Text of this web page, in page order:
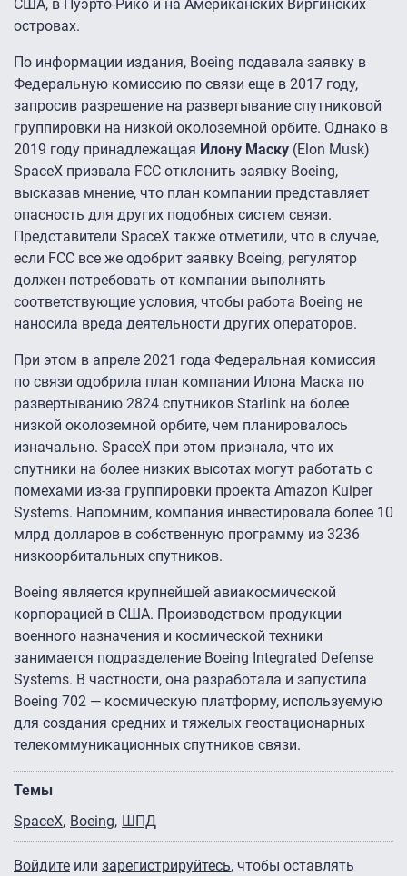
США, в Пуэрто-Рико и на Американских Виргинских
островах.
По информации издания, Boeing подавала заявку в
Федеральную комиссию по связи еще в 2017 году,
запросив разрешение на развертывание спутниковой
группировки на низкой околоземной орбите. Однако в
2019 году принадлежащая Илону Маску (Elon Musk)
SpaceX призвала FCC отклонить заявку Boeing,
высказав мнение, что план компании представляет
опасность для других подобных систем связи.
Представители SpaceX также отметили, что в случае,
если FCC все же одобрит заявку Boeing, регулятор
должен потребовать от компании выполнять
соответствующие условия, чтобы работа Boeing не
наносила вреда деятельности других операторов.
При этом в апреле 2021 года Федеральная комиссия
по связи одобрила план компании Илона Маска по
развертыванию 2824 спутников Starlink на более
низкой околоземной орбите, чем планировалось
изначально. SpaceX при этом признала, что их
спутники на более низких высотах могут работать с
помехами из-за группировки проекта Amazon Kuiper
Systems. Напомним, компания инвестировала более 10
млрд долларов в собственную программу из 3236
низкоорбитальных спутников.
Boeing является крупнейшей авиакосмической
корпорацией в США. Производством продукции
военного назначения и космической техники
занимается подразделение Boeing Integrated Defense
Systems. В частности, она разработала и запустила
Boeing 702 — космическую платформу, используемую
для создания средних и тяжелых геостационарных
телекоммуникационных спутников связи.
Темы
SpaceX Boeing ШПД
Войдите или зарегистрируйтесь, чтобы оставлять